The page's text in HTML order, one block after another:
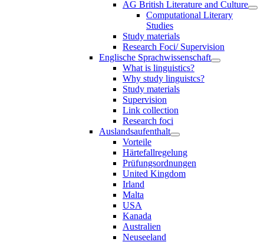
AG British Literature and Culture
Computational Literary
Studies
Study materials
Research Foci/ Supervision
Englische Sprachwissenschaft
What is linguistics?
Why study linguistcs?
Study materials
Supervision
Link collection
Research foci
Auslandsaufenthalt
Vorteile
Härtefallregelung
Prüfungsordnungen
United Kingdom
Irland
Malta
USA
Kanada
Australien
Neuseeland